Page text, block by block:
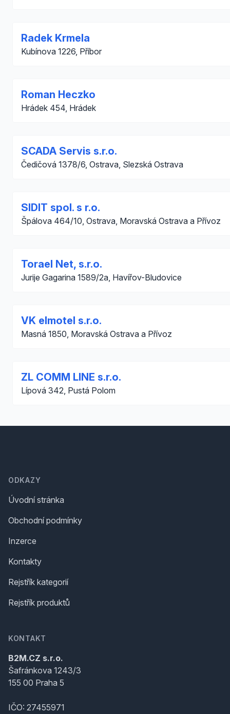
Radek Krmela
Kubínova 1226, Příbor
Roman Heczko
Hrádek 454, Hrádek
SCADA Servis s.r.o.
Čedičová 1378/6, Ostrava, Slezská Ostrava
SIDIT spol. s r.o.
Špálova 464/10, Ostrava, Moravská Ostrava a Přívoz
Torael Net, s.r.o.
Jurije Gagarina 1589/2a, Havířov-Bludovice
VK elmotel s.r.o.
Masná 1850, Moravská Ostrava a Přívoz
ZL COMM LINE s.r.o.
Lípová 342, Pustá Polom
ODKAZY
Úvodní stránka
Obchodní podmínky
Inzerce
Kontakty
Rejstřík kategorií
Rejstřík produktů
KONTAKT
B2M.CZ s.r.o.
Šafránkova 1243/3
155 00 Praha 5
IČO: 27455971